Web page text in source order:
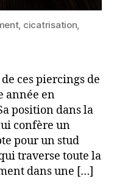
cicatrisation,
ces piercings de
année en
position dans la
confère un
pour un stud
traverse toute la
dans une […]